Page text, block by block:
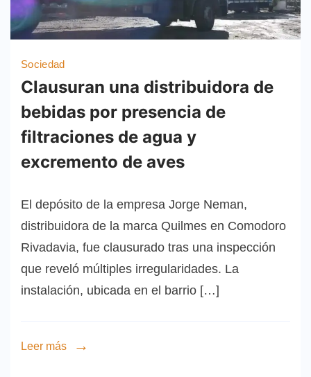
Sociedad
Clausuran una distribuidora de
bebidas por presencia de
filtraciones de agua y
excremento de aves
El depósito de la empresa Jorge Neman,
distribuidora de la marca Quilmes en Comodoro
Rivadavia, fue clausurado tras una inspección
que reveló múltiples irregularidades. La
instalación, ubicada en el barrio […]
Leer más